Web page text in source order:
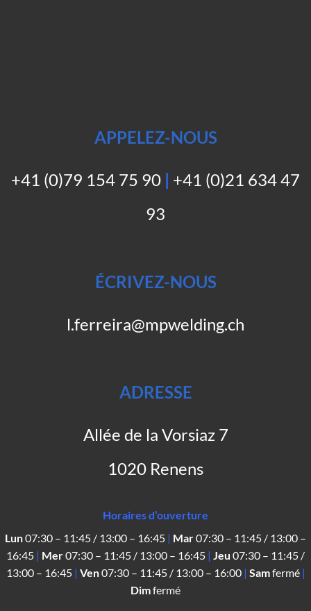
APPELEZ-NOUS
+41 (0)79 154 75 90 | +41 (0)21 634 47
93
ÉCRIVEZ-NOUS
l.ferreira@mpwelding.ch
ADRESSE
Allée de la Vorsiaz 7
1020 Renens
Horaires d’ouverture
Lun07:30 – 11:45 / 13:00 – 16:45 | Mar07:30 – 11:45 / 13:00 –
16:45 | Mer07:30 – 11:45 / 13:00 – 16:45 | Jeu 07:30 – 11:45 /
13:00 – 16:45| Ven07:30 – 11:45 / 13:00 – 16:00| Samfermé|
Dimfermé